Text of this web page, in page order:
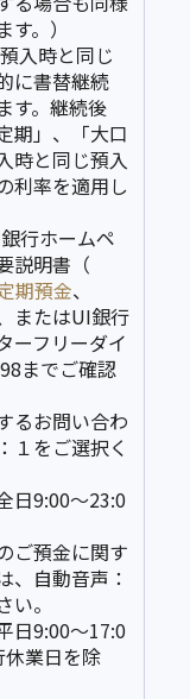
。）
入時と同じ
に書替継続
す。継続後
期」、「大口
時と同じ預入
利率を適用し
行ホームペ
説明書（
期預金、
またはUI銀行
ーフリーダイ
までご確認
るお問い合わ
１をご選択く
9:00〜23:0
ご預金に関す
、自動音声：
い。
9:00〜17:0
業日を除